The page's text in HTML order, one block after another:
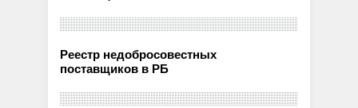
Реестр недобросовестных
поставщиков в РБ